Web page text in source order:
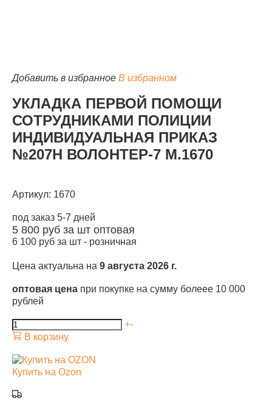
Добавить в избранное В избранном
УКЛАДКА ПЕРВОЙ ПОМОЩИ
СОТРУДНИКАМИ ПОЛИЦИИ
ИНДИВИДУАЛЬНАЯ ПРИКАЗ
№207Н ВОЛОНТЕР-7 М.1670
Артикул: 1670
под заказ 5-7 дней
5 800 руб за шт оптовая
6 100 руб за шт - розничная
Цена актуальна на 9 августа 2026 г.
оптовая цена при покупке на сумму болеее 10 000
рублей
+-
В корзину
Купить на Ozon